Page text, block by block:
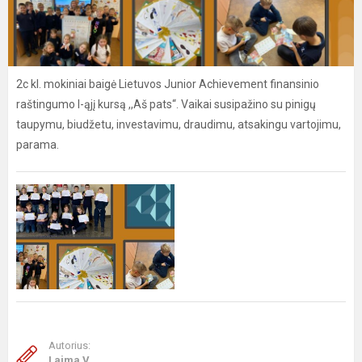
2c kl. mokiniai baigė Lietuvos Junior Achievement finansinio
raštingumo I-ąjį kursą ,,Aš pats“. Vaikai susipažino su pinigų
taupymu, biudžetu, investavimu, draudimu, atsakingu vartojimu,
parama.
Autorius: